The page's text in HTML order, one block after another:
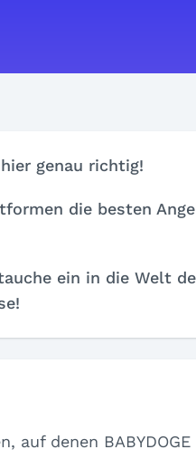
genau richtig!
die besten
ein in die Welt
auf denen BABYDOGE